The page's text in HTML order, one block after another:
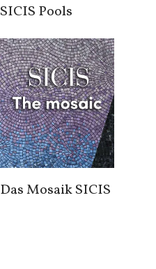
SICIS Pools
Das Mosaik SICIS